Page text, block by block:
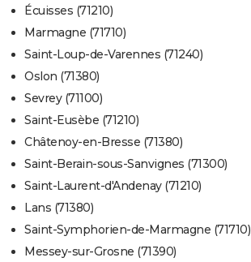
Écuisses (71210)
Marmagne (71710)
Saint-Loup-de-Varennes (71240)
Oslon (71380)
Sevrey (71100)
Saint-Eusèbe (71210)
Châtenoy-en-Bresse (71380)
Saint-Berain-sous-Sanvignes (71300)
Saint-Laurent-d'Andenay (71210)
Lans (71380)
Saint-Symphorien-de-Marmagne (71710)
Messey-sur-Grosne (71390)